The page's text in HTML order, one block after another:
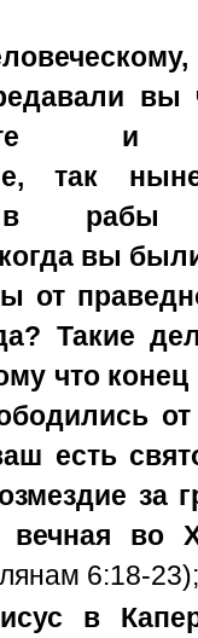
и
так
вы
от
Такие
что
от
есть
за
во
6:18-23);
в